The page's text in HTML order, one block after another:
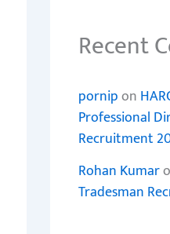
Recent
pornipon
Professional
Recruitment
Rohan Kumar
Tradesman